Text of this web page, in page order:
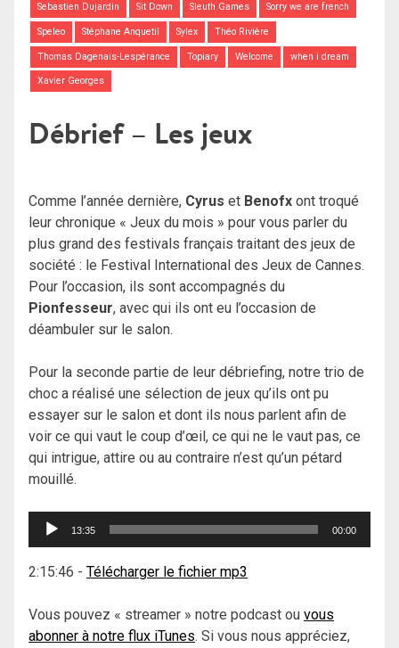
Sebastien Dujardin Sit Down Sleuth Games Sorry we are french
Speleo Stéphane Anquetil Sylex Théo Rivière
Thomas Dagenais-Lespérance Topiary Welcome when i dream
Xavier Georges
Débrief – Les jeux
Comme l’année dernière, Cyrus et Benofx ont troqué
leur chronique « Jeux du mois » pour vous parler du
plus grand des festivals français traitant des jeux de
société : le Festival International des Jeux de Cannes.
Pour l’occasion, ils sont accompagnés du
Pionfesseur, avec qui ils ont eu l’occasion de
déambuler sur le salon.
Pour la seconde partie de leur débriefing, notre trio de
choc a réalisé une sélection de jeux qu’ils ont pu
essayer sur le salon et dont ils nous parlent afin de
voir ce qui vaut le coup d’œil, ce qui ne le vaut pas, ce
qui intrigue, attire ou au contraire n’est qu’un pétard
mouillé.
Lecteur
13:35 00:00
2:15:46 - Télécharger le fichier mp3
Vous pouvez « streamer » notre podcast ou vous
abonner à notre flux iTunes. Si vous nous appréciez,